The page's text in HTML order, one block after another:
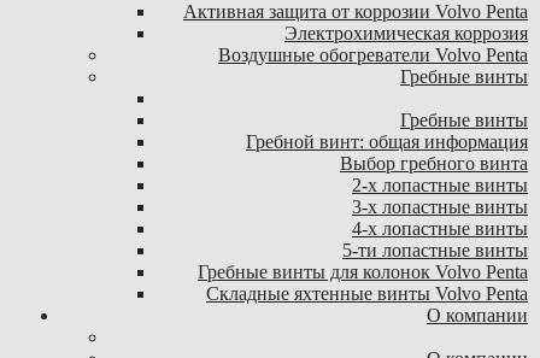
Активная защита от коррозии Volvo Penta
Электрохимическая коррозия
Воздушные обогреватели Volvo Penta
Гребные винты
Гребные винты
Гребной винт: общая информация
Выбор гребного винта
2-х лопастные винты
3-х лопастные винты
4-х лопастные винты
5-ти лопастные винты
Гребные винты для колонок Volvo Penta
Складные яхтенные винты Volvo Penta
О компании